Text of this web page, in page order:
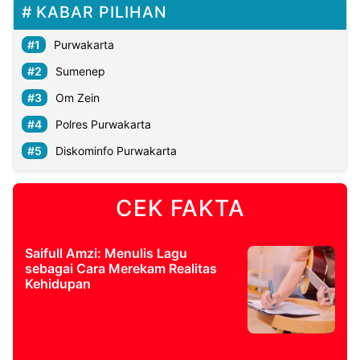
KABAR PILIHAN
Purwakarta
Sumenep
Om Zein
Polres Purwakarta
Diskominfo Purwakarta
CEK FAKTA
Saifull Amzi: Menulis Lagu
sebagai Cara Merekam Realitas
Kehidupan